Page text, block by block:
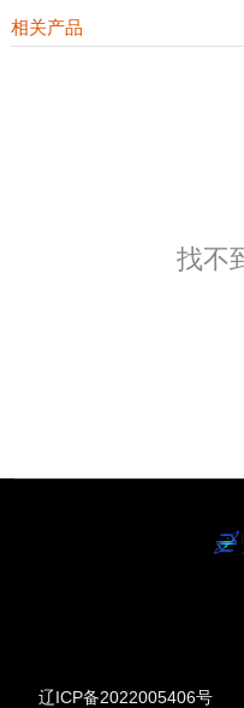
相关产品
找不
辽ICP备2022005406号